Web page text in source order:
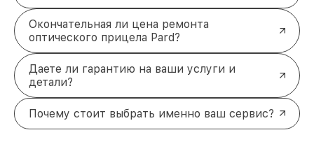
Окончательная ли цена ремонта
оптического прицела Pard?
Даете ли гарантию на ваши услуги и
детали?
Почему стоит выбрать именно ваш сервис?